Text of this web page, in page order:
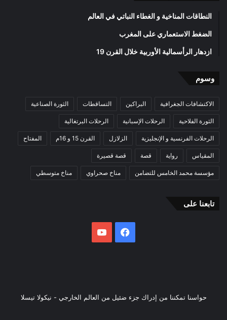
النطاقات المناخية و الغطاء النباتي في العالم
الضغط الاستعماري على المغرب
ازدهار الرأسمالية الأوربية خلال القرن 19
وسوم
الاكتشافات الجغرافية البراكين التساقطات الثورة الصناعية
الثورة الفلاحية الرحلات الإسبانية الرحلات البرتغالية
الرحلات الفرنسية و الإنجليزية الزلازل القرن 15 و 16م المفتاح
المقياس رواية قصة قصة قصيرة
مؤسسة محمد الخامس للتضامن مناخ صحراوي مناخ متوسطي
تابعنا على
فيسبوك
حواسنا تمكننا من إدراك جزء ضئيل من العالم الخارجي - نيكولا تيسلا